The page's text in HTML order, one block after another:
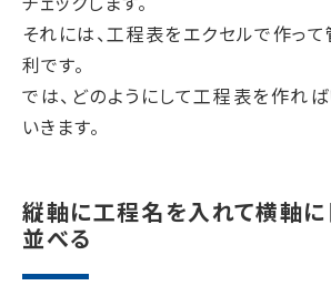
それには、工程表をエクセルで作っ
利です。
では、どのようにして工程表を作れ
いきます。
縦軸に工程名を入れて横軸
並べる